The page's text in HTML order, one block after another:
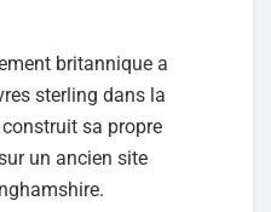
britannique a
sterling dans la
sa propre
un ancien site